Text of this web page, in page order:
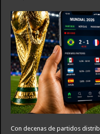
Con decenas de partidos